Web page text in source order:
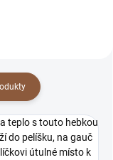
teplo s touto hebkou
do pelíšku, na gauč
útulné místo k